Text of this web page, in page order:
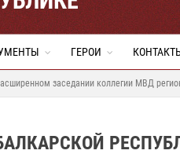
ГЕРОИ
заседании коллегии МВД